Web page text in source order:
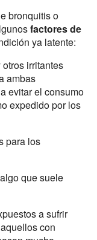
bronquitis o
factores de
ya latente:
irritantes
ambas
evitar el consumo
expedido por los
para los
que suele
a sufrir
con